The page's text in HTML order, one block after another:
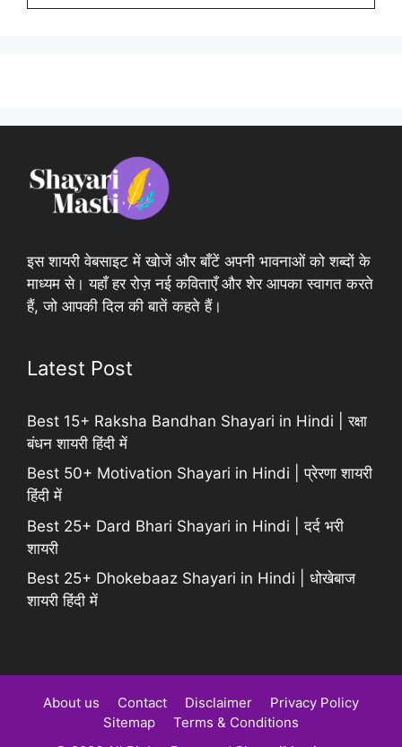
इस शायरी वेबसाइट में खोजें और बाँटें अपनी भावनाओं को शब्दों के
माध्यम से। यहाँ हर रोज़ नई कविताएँ और शेर आपका स्वागत करते
हैं, जो आपकी दिल की बातें कहते हैं।
Latest Post
Best 15+ Raksha Bandhan Shayari in Hindi | रक्षा
बंधन शायरी हिंदी में
Best 50+ Motivation Shayari in Hindi | प्रेरणा शायरी
हिंदी में
Best 25+ Dard Bhari Shayari in Hindi | दर्द भरी
शायरी
Best 25+ Dhokebaaz Shayari in Hindi | धोखेबाज
शायरी हिंदी में
About us Contact Disclaimer
Privacy Policy
Sitemap
Terms & Conditions